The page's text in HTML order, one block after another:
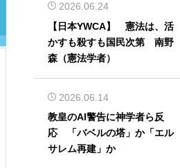
2026.06.24
【日本YWCA】 憲法は、活
かすも殺すも国民次第 南野
森（憲法学者）
2026.06.14
教皇のAI警告に神学者ら反
応 「バベルの塔」か「エル
サレム再建」か